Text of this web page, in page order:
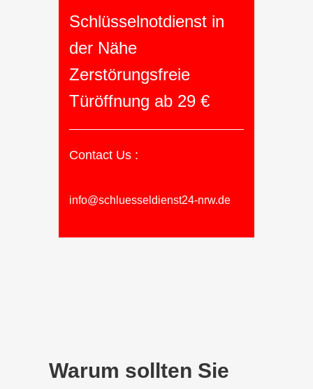
Schlüsselnotdienst in
der Nähe
Zerstörungsfreie
Türöffnung ab 29 €
Contact Us :
info@schluesseldienst24-nrw.de
Warum sollten Sie